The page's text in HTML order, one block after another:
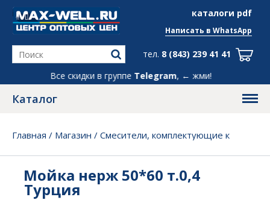
каталоги pdf
info@max-well.ru
Все скидки в группеTelegram, ← жми!
Написать в WhatsApp
тел. 8 (843) 239 41 41
Каталог
Главная / Магазин / Смесители, комплектующие к
Мойка нерж 50*60 т.0,4
Турция